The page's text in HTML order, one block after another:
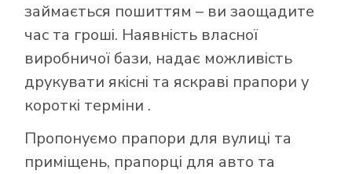
займається пошиттям – ви заощадите
час та гроші. Наявність власної
виробничої бази, надає можливість
друкувати якісні та яскраві прапори у
короткі терміни .
Пропонуємо прапори для вулиці та
приміщень, прапорці для авто та